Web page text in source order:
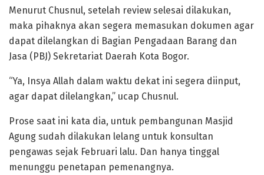
Menurut Chusnul, setelah review selesai dilakukan,
maka pihaknya akan segera memasukan dokumen agar
dapat dilelangkan di Bagian Pengadaan Barang dan
Jasa (PBJ) Sekretariat Daerah Kota Bogor.
“Ya, Insya Allah dalam waktu dekat ini segera diinput,
agar dapat dilelangkan,” ucap Chusnul.
Prose saat ini kata dia, untuk pembangunan Masjid
Agung sudah dilakukan lelang untuk konsultan
pengawas sejak Februari lalu. Dan hanya tinggal
menunggu penetapan pemenangnya.